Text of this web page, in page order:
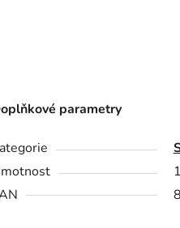
parametry